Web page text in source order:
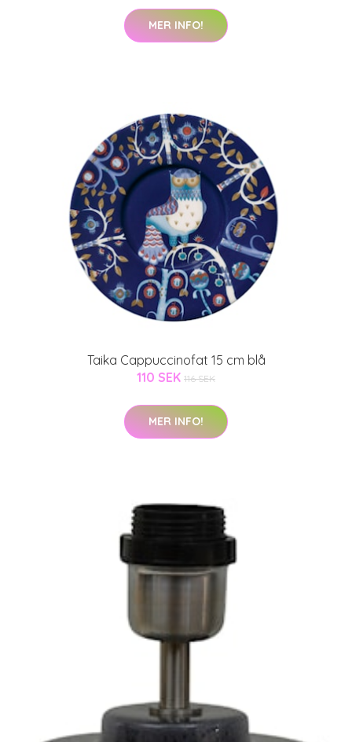
MER INFO!
Taika Cappuccinofat 15 cm blå
110 SEK 116 SEK
MER INFO!